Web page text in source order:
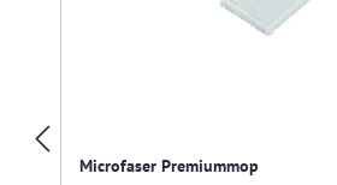
Microfaser Premiummop